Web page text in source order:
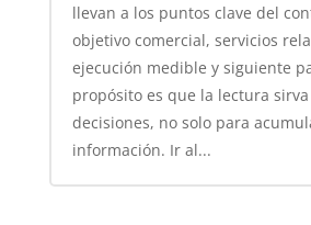
llevan a los puntos clave del
objetivo comercial, servicios
ejecución medible y siguiente
propósito es que la lectura
decisiones, no solo para
información. Ir al...